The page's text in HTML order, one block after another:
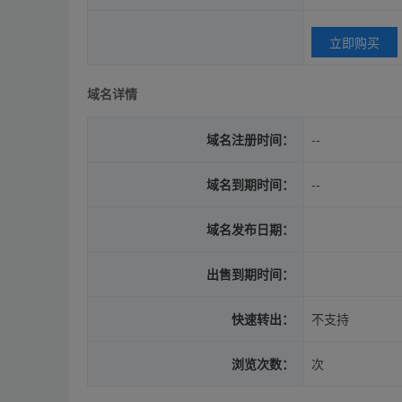
立即购买
域名详情
域名注册时间： --
域名到期时间： --
域名发布日期：
出售到期时间：
快速转出： 不支持
浏览次数： 次